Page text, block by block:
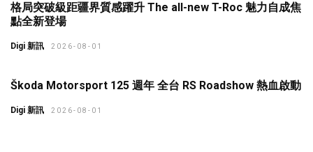
格局突破級距疆界質感躍升 The all-new T-Roc 魅力自成焦
點全新登場
Digi 新訊 2026-08-01
Škoda Motorsport 125 週年 全台 RS Roadshow 熱血啟動
Digi 新訊 2026-08-01